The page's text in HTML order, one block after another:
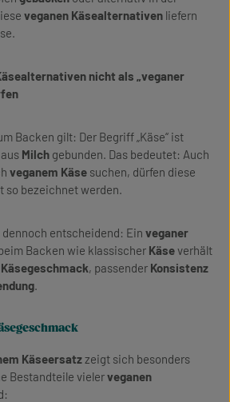
veganen Käsealternativen liefern
nicht als „veganer
Backen gilt: Der Begriff „Käse“ ist
Milch gebunden. Das bedeutet: Auch
veganem Käse suchen, dürfen diese
so bezeichnet werden.
entscheidend: Ein veganer
Backen wie klassischer Käseverhält
Käsegeschmack, passender Konsistenz
.
Käseersatzzeigt sich besonders
Bestandteile vielerveganen